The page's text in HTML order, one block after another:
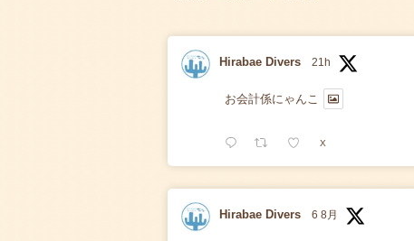
Hirabae Divers 21h
お会計係にゃんこ
X
Hirabae Divers 6 8月